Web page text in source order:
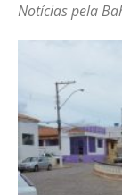
Notícias pela